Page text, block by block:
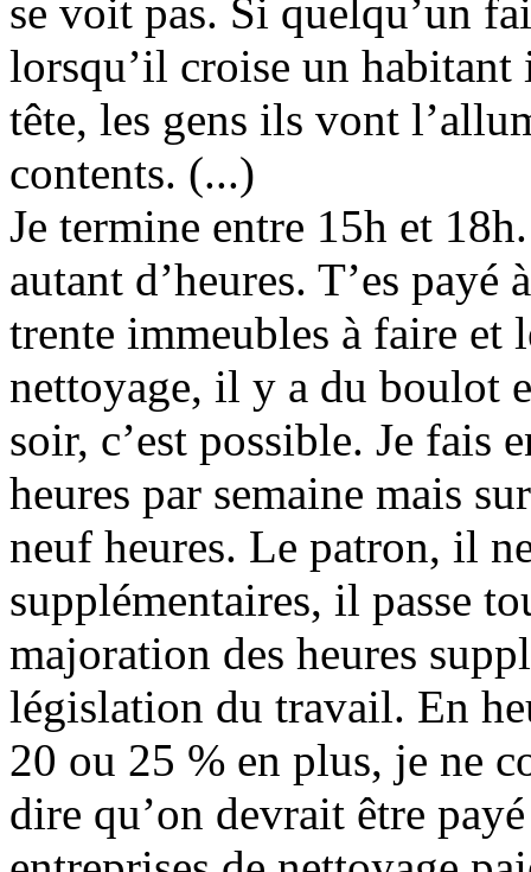
se voit pas. Si quelqu’un
lorsqu’il croise un
tête, les gens ils vont
contents. (...)
Je termine entre 15h et
autant d’heures. T’es
trente immeubles à faire et
nettoyage, il y a du boulot
soir, c’est possible. Je fais
heures par semaine mais
neuf heures. Le patron, il
supplémentaires, il passe
majoration des heures
législation du travail. En
20 ou 25 % en plus, je ne
dire qu’on devrait être